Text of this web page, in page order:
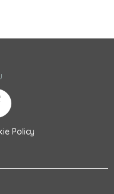
Policy